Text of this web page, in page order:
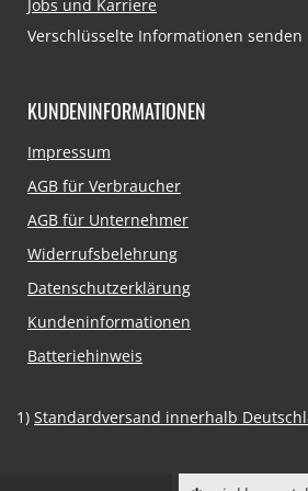
Jobs und Karriere
Verschlüsselte Informationen senden
KUNDENINFORMATIONEN
Navigation
Impressum
AGB für Verbraucher
AGB für Unternehmer
Widerrufsbelehrung
Datenschutzerklärung
Kundeninformationen
Batteriehinweis
1) Standardversand innerhalb